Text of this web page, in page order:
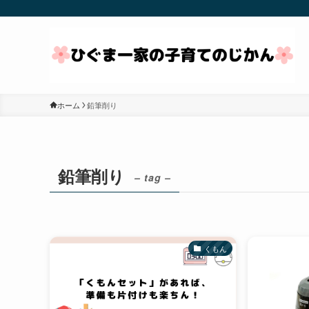
ホーム 鉛筆削り
鉛筆削り – tag –
くもん